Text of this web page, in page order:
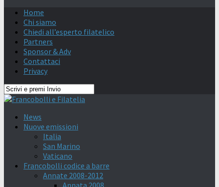
Home
Chi siamo
Chiedi all’esperto filatelico
Partners
Sponsor & Adv
Contattaci
Privacy
News
Nuove emissioni
Italia
San Marino
Vaticano
Francobolli codice a barre
Annate 2008-2012
Annata 2008